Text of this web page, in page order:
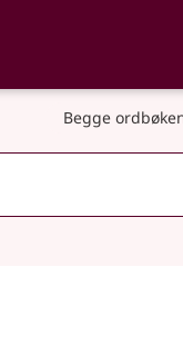
Begge